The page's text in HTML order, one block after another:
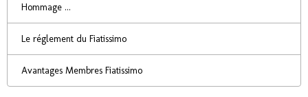
Hommage ...
Le réglement du Fiatissimo
Avantages Membres Fiatissimo